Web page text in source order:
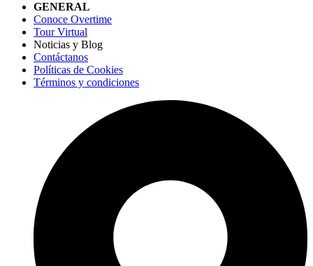
GENERAL
Conoce Overtime
Tour Virtual
Noticias y Blog
Contáctanos
Políticas de Cookies
Términos y condiciones